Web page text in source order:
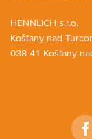
HENNLICH s.r.o.
Košťany nad
038 41 Košťany